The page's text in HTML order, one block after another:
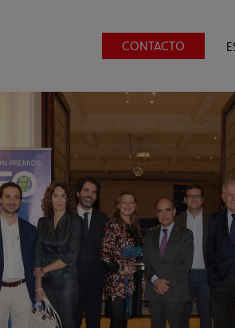
CONTACTO